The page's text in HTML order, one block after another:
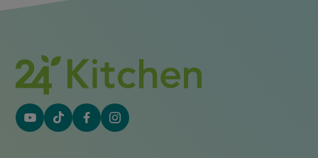
YouTubeTiktokFacebookInstagram